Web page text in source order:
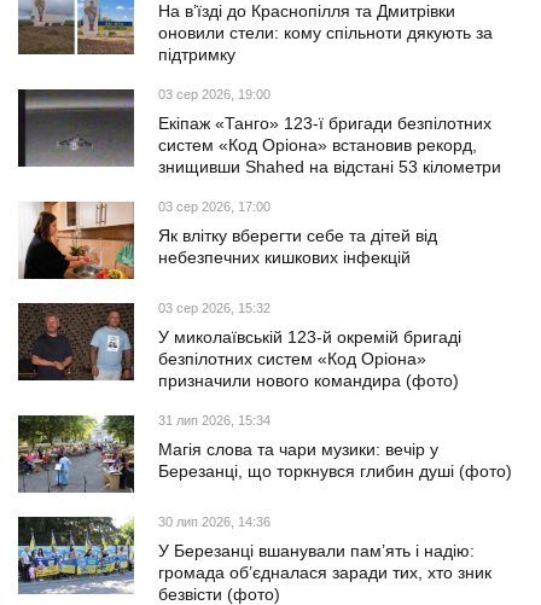
На в’їзді до Краснопілля та Дмитрівки
оновили стели: кому спільноти дякують за
підтримку
03 сер 2026, 19:00
Екіпаж «Танго» 123-ї бригади безпілотних
систем «Код Оріона» встановив рекорд,
знищивши Shahed на відстані 53 кілометри
03 сер 2026, 17:00
Як влітку вберегти себе та дітей від
небезпечних кишкових інфекцій
03 сер 2026, 15:32
У миколаївській 123-й окремій бригаді
безпілотних систем «Код Оріона»
призначили нового командира (фото)
31 лип 2026, 15:34
Магія слова та чари музики: вечір у
Березанці, що торкнувся глибин душі (фото)
30 лип 2026, 14:36
У Березанці вшанували пам’ять і надію:
громада об’єдналася заради тих, хто зник
безвісти (фото)